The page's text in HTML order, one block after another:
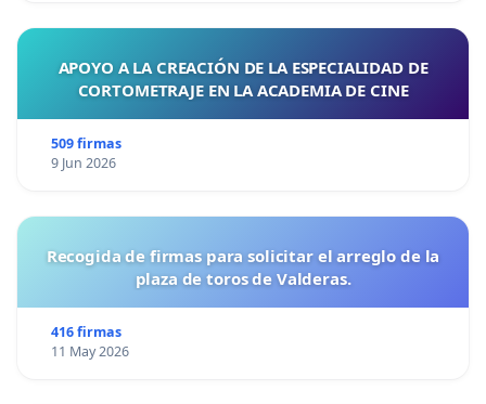
APOYO A LA CREACIÓN DE LA ESPECIALIDAD DE
CORTOMETRAJE EN LA ACADEMIA DE CINE
509 firmas
9 Jun 2026
Recogida de firmas para solicitar el arreglo de la
plaza de toros de Valderas.
416 firmas
11 May 2026